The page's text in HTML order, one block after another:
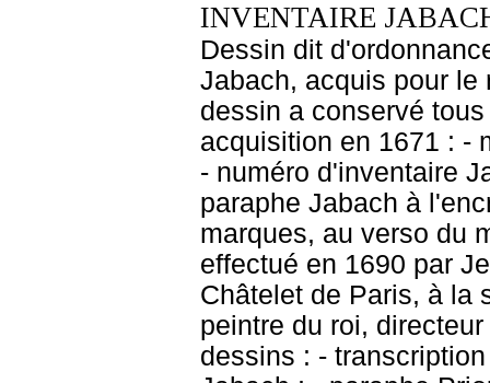
INVENTAIRE
Dessin dit
Jabach, acquis pour le
dessin a conservé
acquisition en 1671 : -
- numéro d'inventaire
paraphe Jabach à
marques, au verso du
effectué en 1690 par
Châtelet de Paris, à la
peintre du roi,
dessins : -